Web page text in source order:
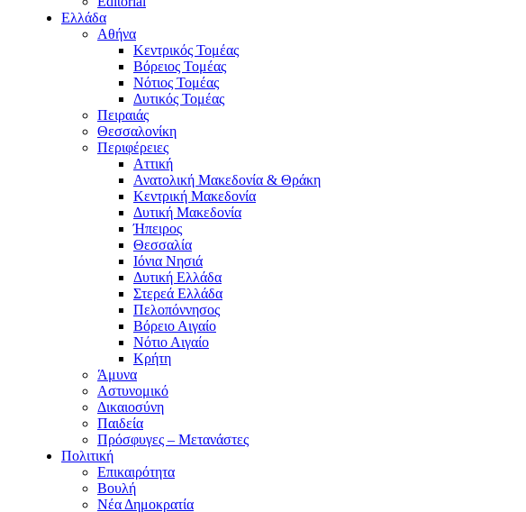
Ελλάδα
Αθήνα
Κεντρικός Τομέας
Βόρειος Τομέας
Νότιος Τομέας
Δυτικός Τομέας
Πειραιάς
Θεσσαλονίκη
Περιφέρειες
Αττική
Ανατολική Μακεδονία & Θράκη
Κεντρική Μακεδονία
Δυτική Μακεδονία
Ήπειρος
Θεσσαλία
Ιόνια Νησιά
Δυτική Ελλάδα
Στερεά Ελλάδα
Πελοπόννησος
Βόρειο Αιγαίο
Νότιο Αιγαίο
Κρήτη
Άμυνα
Αστυνομικό
Δικαιοσύνη
Παιδεία
Πρόσφυγες – Μετανάστες
Πολιτική
Επικαιρότητα
Βουλή
Νέα Δημοκρατία